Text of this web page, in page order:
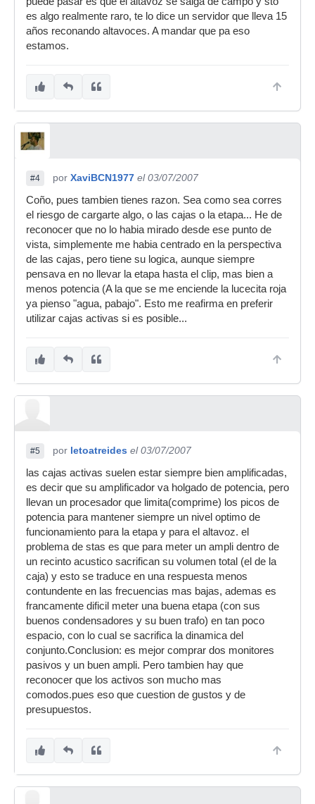
es algo realmente raro, te lo dice un servidor que lleva 15
años reconando altavoces. A mandar que pa eso
estamos.
#4 por XaviBCN1977 el 03/07/2007
Coño, pues tambien tienes razon. Sea como sea corres
el riesgo de cargarte algo, o las cajas o la etapa... He de
reconocer que no lo habia mirado desde ese punto de
vista, simplemente me habia centrado en la perspectiva
de las cajas, pero tiene su logica, aunque siempre
pensava en no llevar la etapa hasta el clip, mas bien a
menos potencia (A la que se me enciende la lucecita roja
ya pienso "agua, pabajo". Esto me reafirma en preferir
utilizar cajas activas si es posible...
#5 por letoatreides el 03/07/2007
las cajas activas suelen estar siempre bien amplificadas,
es decir que su amplificador va holgado de potencia, pero
llevan un procesador que limita(comprime) los picos de
potencia para mantener siempre un nivel optimo de
funcionamiento para la etapa y para el altavoz. el
problema de stas es que para meter un ampli dentro de
un recinto acustico sacrifican su volumen total (el de la
caja) y esto se traduce en una respuesta menos
contundente en las frecuencias mas bajas, ademas es
francamente dificil meter una buena etapa (con sus
buenos condensadores y su buen trafo) en tan poco
espacio, con lo cual se sacrifica la dinamica del
conjunto.Conclusion: es mejor comprar dos monitores
pasivos y un buen ampli. Pero tambien hay que
reconocer que los activos son mucho mas
comodos.pues eso que cuestion de gustos y de
presupuestos.